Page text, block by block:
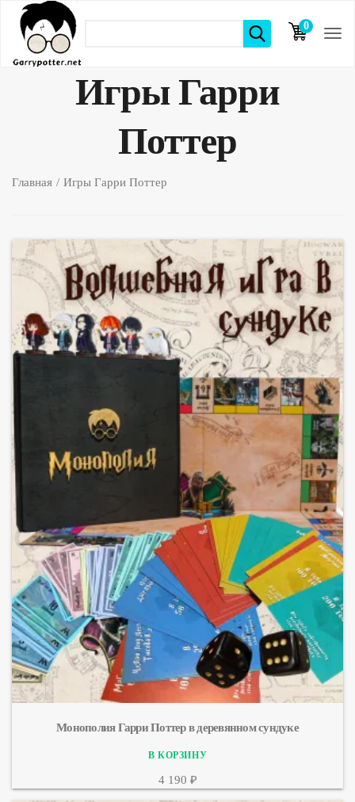
0
элементов
Игры Гарри
Поттер
Главная Игры Гарри Поттер
Монополия Гарри Поттер в деревянном сундуке
4 190 ₽